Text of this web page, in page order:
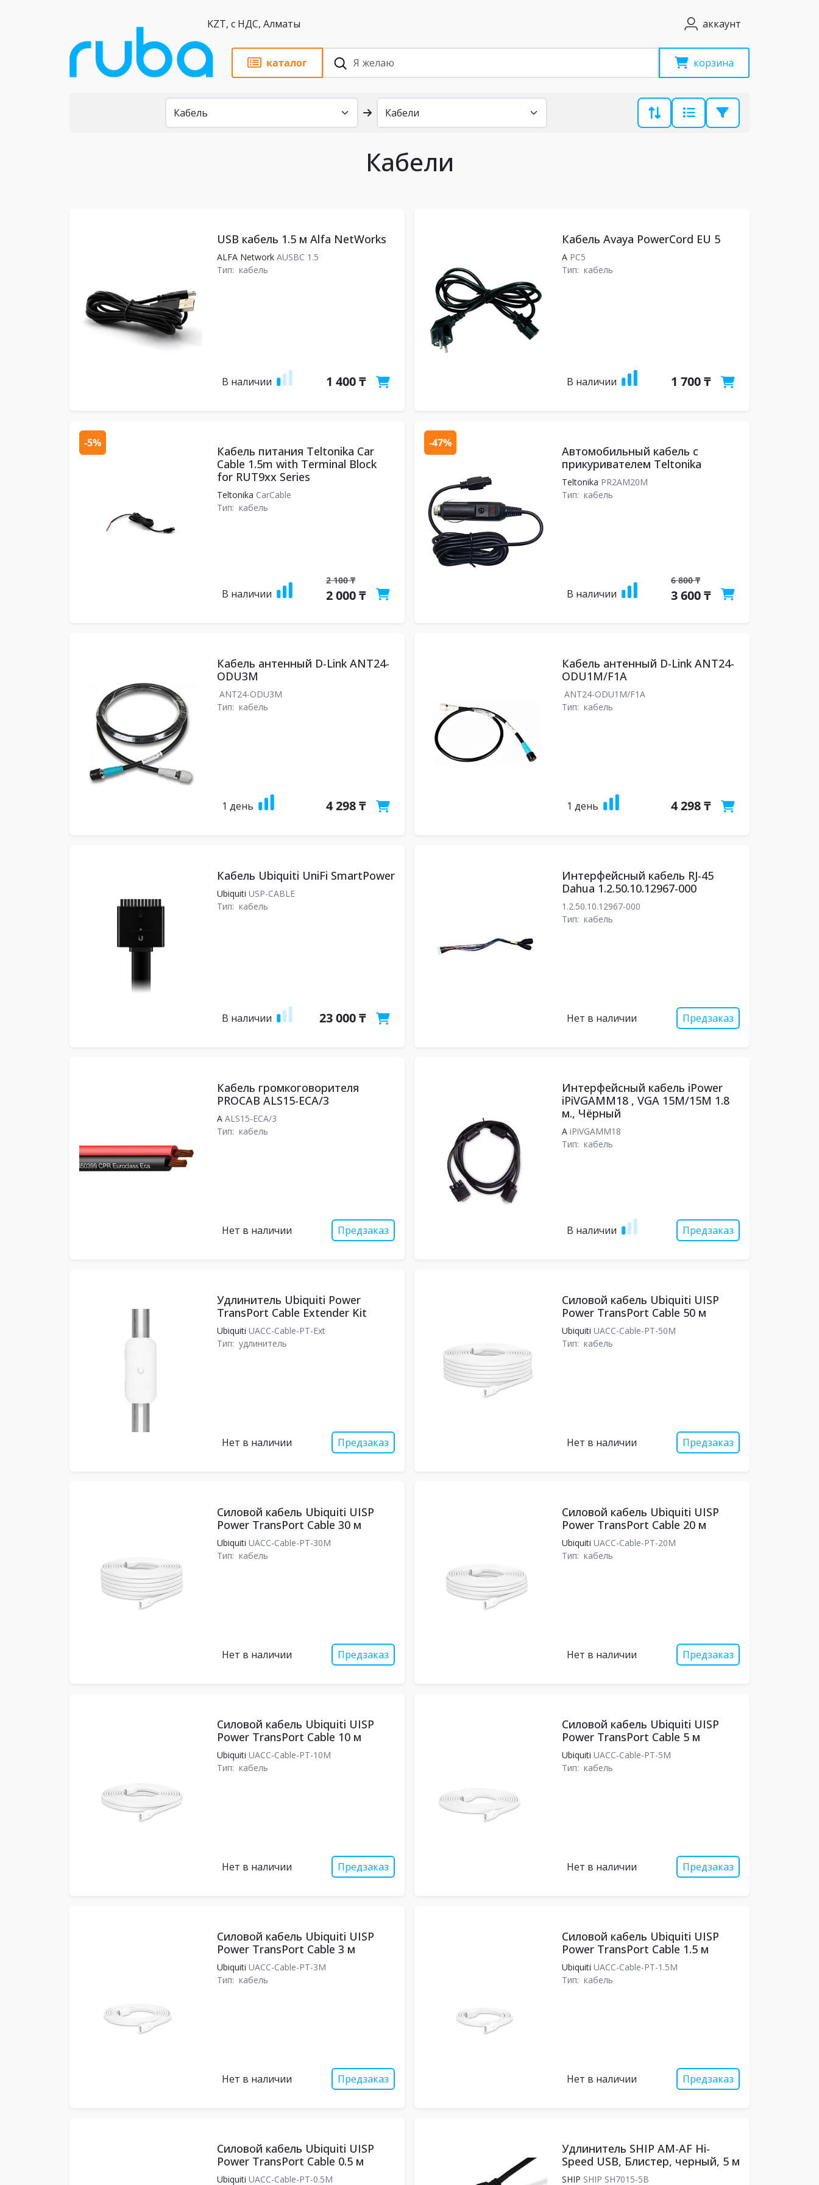
KZT, с НДС, Алматы аккаунт
каталог корзина
Кабели
USB кабель 1.5 м Alfa NetWorks
ALFA NetworkAUSBC 1.5
Тип: кабель
В наличии 1 400 ₸
Кабель Avaya PowerCord EU 5
APC5
Тип: кабель
В наличии 1 700 ₸
Кабель питания Teltonika Car
Cable 1.5m with Terminal Block
for RUT9xx Series
Teltonika CarCable
Тип: кабель
В наличии
2 100 ₸
2 000 ₸
-5%
Автомобильный кабель с
прикуривателем Teltonika
Teltonika PR2AM20M
Тип: кабель
В наличии
6 800 ₸
3 600 ₸
-47%
Кабель антенный D-Link ANT24-
ODU3M
ANT24-ODU3M
Тип: кабель
1 день 4 298 ₸
Кабель антенный D-Link ANT24-
ODU1M/F1A
ANT24-ODU1M/F1A
Тип: кабель
1 день 4 298 ₸
Кабель Ubiquiti UniFi SmartPower
Ubiquiti USP-CABLE
Тип: кабель
В наличии 23 000 ₸
Интерфейсный кабель RJ-45
Dahua 1.2.50.10.12967-000
1.2.50.10.12967-000
Тип: кабель
Нет в наличии Предзаказ
Кабель громкоговорителя
PROCAB ALS15-ECA/3
AALS15-ECA/3
Тип: кабель
Нет в наличии Предзаказ
Интерфейсный кабель iPower
iPiVGAMM18 , VGA 15M/15M 1.8
м., Чёрный
AiPiVGAMM18
Тип: кабель
В наличии Предзаказ
Удлинитель Ubiquiti Power
TransPort Cable Extender Kit
Ubiquiti UACC-Cable-PT-Ext
Тип: удлинитель
Нет в наличии Предзаказ
Силовой кабель Ubiquiti UISP
Power TransPort Cable 50 м
Ubiquiti UACC-Cable-PT-50M
Тип: кабель
Нет в наличии Предзаказ
Силовой кабель Ubiquiti UISP
Power TransPort Cable 30 м
Ubiquiti UACC-Cable-PT-30M
Тип: кабель
Нет в наличии Предзаказ
Силовой кабель Ubiquiti UISP
Power TransPort Cable 20 м
Ubiquiti UACC-Cable-PT-20M
Тип: кабель
Нет в наличии Предзаказ
Силовой кабель Ubiquiti UISP
Power TransPort Cable 10 м
Ubiquiti UACC-Cable-PT-10M
Тип: кабель
Нет в наличии Предзаказ
Силовой кабель Ubiquiti UISP
Power TransPort Cable 5 м
Ubiquiti UACC-Cable-PT-5M
Тип: кабель
Нет в наличии Предзаказ
Силовой кабель Ubiquiti UISP
Power TransPort Cable 3 м
Ubiquiti UACC-Cable-PT-3M
Тип: кабель
Нет в наличии Предзаказ
Силовой кабель Ubiquiti UISP
Power TransPort Cable 1.5 м
Ubiquiti UACC-Cable-PT-1.5M
Тип: кабель
Нет в наличии Предзаказ
Силовой кабель Ubiquiti UISP
Power TransPort Cable 0.5 м
Ubiquiti UACC-Cable-PT-0.5M
Удлинитель SHIP AM-AF Hi-
Speed USB, Блистер, черный, 5 м
SHIP SHIP SH7015-5B